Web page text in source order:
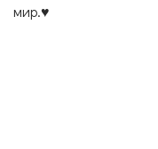
мир.♥️